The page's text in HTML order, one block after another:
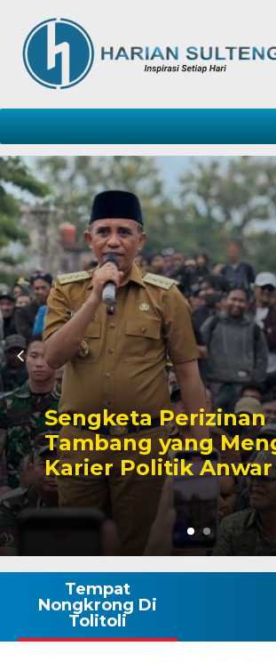
Sengketa Perizinan
Tambang yang
Karier Politik
Tempat
Nongkrong Di
Tolitoli